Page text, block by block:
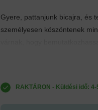
Gyere, pattanjunk bicajra, és
személyesen köszöntenek
várnak, hogy
RAKTÁRON - Küldési idő: 4-